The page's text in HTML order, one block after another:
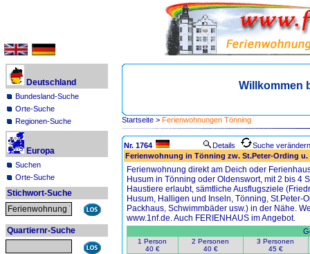
Deutschland
Bundesland-Suche
Orte-Suche
Regionen-Suche
Europa
Suchen
Orte-Suche
Stichwort-Suche
Quartiernr-Suche
Willkommen
Startseite > Ferienwohnungen Tönning
Nr. 1764 Details
Suche verändern
Ferienwohnung in Tönning zw. St.Peter-Ording
Ferienwohnung direkt am Deich oder
Husum in Tönning oder Oldenswort, mit 2 bis 4
Haustiere erlaubt, sämtliche Ausflugsziele
Husum, Halligen und Inseln, Tönning, St.Peter-
Packhaus, Schwimmbäder usw.) in der Nähe.
www.1nf.de. Auch FERIENHAUS im Angebot.
1 Person
40 €
2 Personen
40 €
3 Personen
45 €